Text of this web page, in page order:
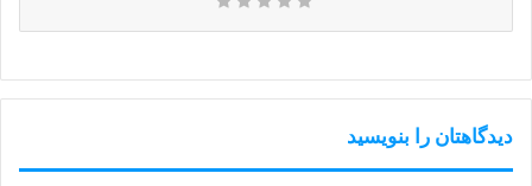
دیدگاهتان را بنویسید